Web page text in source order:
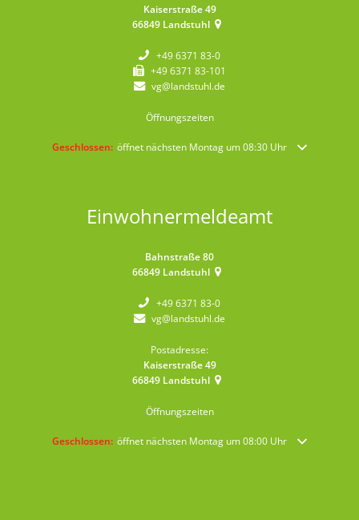
Kaiserstraße 49
66849 Landstuhl
+49 6371 83-0
+49 6371 83-101
vg@landstuhl.de
Öffnungszeiten
Klicken, um weitere Öffnungs- oder Schließzeiten auszublenden
Geschlossen: öffnet nächsten Montag um 08:30 Uhr
Einwohnermeldeamt
Bahnstraße 80
66849 Landstuhl
+49 6371 83-0
vg@landstuhl.de
Postadresse:
Kaiserstraße 49
66849 Landstuhl
Öffnungszeiten
Klicken, um weitere Öffnungs- oder Schließzeiten auszublenden
Geschlossen: öffnet nächsten Montag um 08:00 Uhr